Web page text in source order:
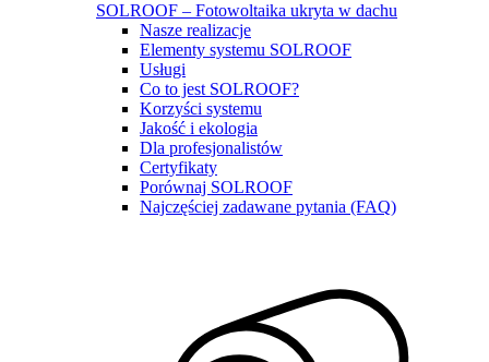
SOLROOF – Fotowoltaika ukryta w dachu
Nasze realizacje
Elementy systemu SOLROOF
Usługi
Co to jest SOLROOF?
Korzyści systemu
Jakość i ekologia
Dla profesjonalistów
Certyfikaty
Porównaj SOLROOF
Najczęściej zadawane pytania (FAQ)